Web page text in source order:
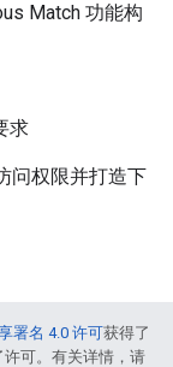
Match 功能构
求
问权限并打造下
署名 4.0 许可获得了
许可。有关详情，请